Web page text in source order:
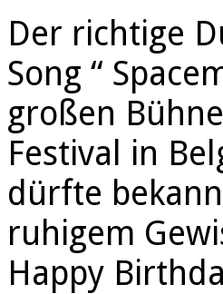
Der richtige
Song “
großen
Festival in
dürfte
ruhigem
Happy